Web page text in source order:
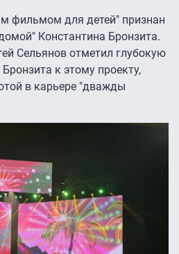
фильмом для детей" признан
Константина Бронзита.
Сельянов отметил глубокую
к этому проекту,
в карьере "дважды